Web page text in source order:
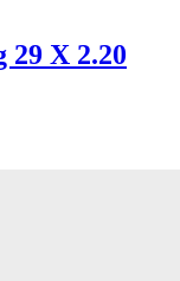
29 X 2.20